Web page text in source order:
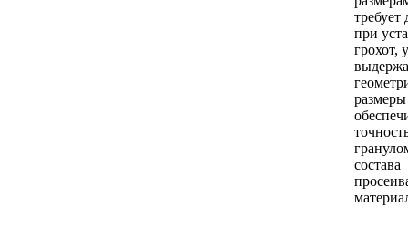
требует
при
грохот,
размеры
состава